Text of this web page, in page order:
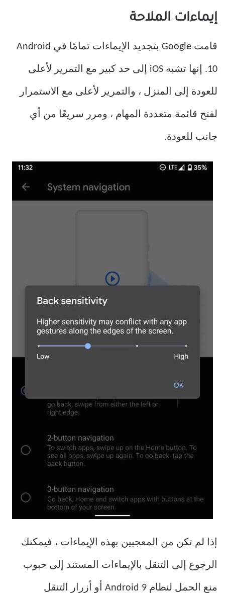
إيماءات الملاحة
قامت Google بتجديد الإيماءات تمامًا في Android
10. إنها تشبه iOS إلى حد كبير مع التمرير لأعلى
للعودة إلى المنزل ، والتمرير لأعلى مع الاستمرار
لفتح قائمة متعددة المهام ، ومرر سريعًا من أي
جانب للعودة.
إذا لم تكن من المعجبين بهذه الإيماءات ، فيمكنك
الرجوع إلى التنقل بالإيماءات المستند إلى حبوب
منع الحمل لنظام Android 9 أو أزرار التنقل